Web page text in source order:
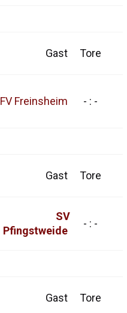
Gast Tore
FV Freinsheim - : -
Gast Tore
SV
Pfingstweide
- : -
Gast Tore